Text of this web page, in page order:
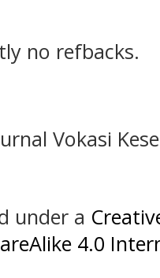
no refbacks.
Vokasi
under a
4.0